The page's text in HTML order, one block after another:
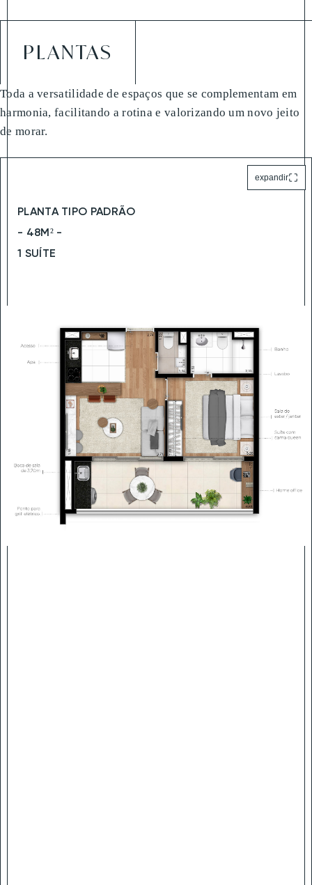
PLANTAS
Toda a versatilidade de espaços que se complementam em
harmonia, facilitando a rotina e valorizando um novo jeito
de morar.
PLANTA TIPO PADRÃO
- 48M² -
1 SUÍTE
expandir